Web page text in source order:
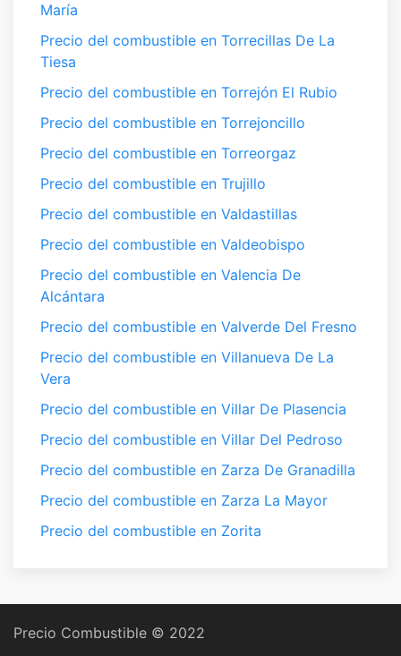
María
Precio del combustible en Torrecillas De La
Tiesa
Precio del combustible en Torrejón El Rubio
Precio del combustible en Torrejoncillo
Precio del combustible en Torreorgaz
Precio del combustible en Trujillo
Precio del combustible en Valdastillas
Precio del combustible en Valdeobispo
Precio del combustible en Valencia De
Alcántara
Precio del combustible en Valverde Del Fresno
Precio del combustible en Villanueva De La
Vera
Precio del combustible en Villar De Plasencia
Precio del combustible en Villar Del Pedroso
Precio del combustible en Zarza De Granadilla
Precio del combustible en Zarza La Mayor
Precio del combustible en Zorita
Precio Combustible © 2022